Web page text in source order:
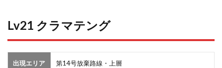
Lv21 クラマテング
出現エリア 第14号放棄路線・上層